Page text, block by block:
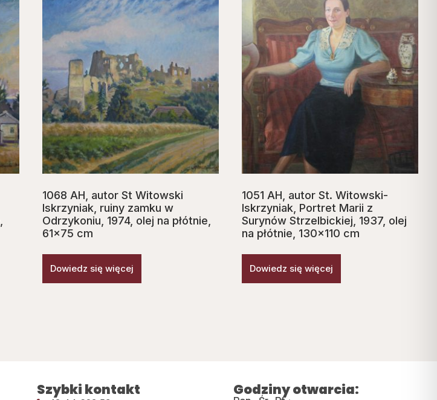
1068 AH, autor St Witowski
Iskrzyniak, ruiny zamku w
Odrzykoniu, 1974, olej na płótnie,
61×75 cm
Dowiedz się więcej
1051 AH, autor St. Witowski-
Iskrzyniak, Portret Marii z
Surynów Strzelbickiej, 1937, olej
na płótnie, 130×110 cm
Dowiedz się więcej
Szybki kontakt Godziny otwarcia: